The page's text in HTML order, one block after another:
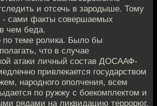
и отсечь в зародыше. Тому
- сами факты совершаемых
чем беда.
по теме ролика. Было бы
что в случае
атаки личный состав ДОСААФ-
привлекается государством
народного ополчения, всем
по ружжу с боекомплектом и
рядами на ликвидацию террорюг.